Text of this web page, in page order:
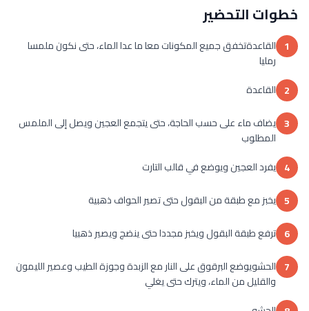
خطوات التحضير
1 القاعدةتخفق جميع المكونات معا ما عدا الماء، حتى نكون ملمسا
رمليا
2 القاعدة
3 يضاف ماء على حسب الحاجة، حتى يتجمع العجين ويصل إلى الملمس
المطلوب
4 يفرد العجين ويوضع في قالب التارت
5 يخبز مع طبقة من البقول حتى تصير الحواف ذهبية
6 ترفع طبقة البقول ويخبز مجددا حتى ينضج ويصير ذهبيا
7 الحشويوضع البرقوق على النار مع الزبدة وجوزة الطيب وعصير الليمون
والقليل من الماء، ويترك حتى يغلي